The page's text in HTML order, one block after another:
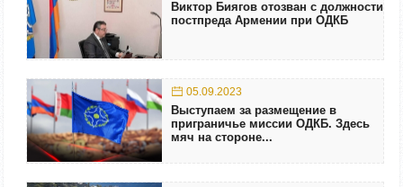
Виктор Биягов отозван с должности
постпреда Армении при ОДКБ
05.09.2023
Выступаем за размещение в
приграничье миссии ОДКБ. Здесь
мяч на стороне...